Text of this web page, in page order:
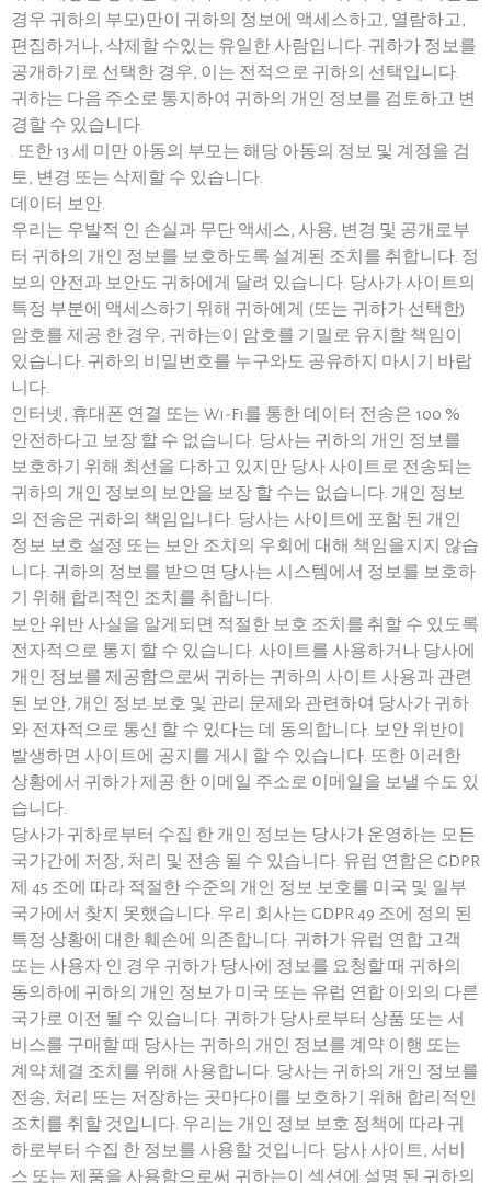
경우 귀하의 부모)만이 귀하의 정보에 액세스하고, 열람하고,
편집하거나, 삭제할 수있는 유일한 사람입니다. 귀하가 정보를
공개하기로 선택한 경우, 이는 전적으로 귀하의 선택입니다.
귀하는 다음 주소로 통지하여 귀하의 개인 정보를 검토하고 변
경할 수 있습니다.
. 또한 13 세 미만 아동의 부모는 해당 아동의 정보 및 계정을 검
토, 변경 또는 삭제할 수 있습니다.
데이터 보안.
우리는 우발적 인 손실과 무단 액세스, 사용, 변경 및 공개로부
터 귀하의 개인 정보를 보호하도록 설계된 조치를 취합니다. 정
보의 안전과 보안도 귀하에게 달려 있습니다. 당사가 사이트의
특정 부분에 액세스하기 위해 귀하에게 (또는 귀하가 선택한)
암호를 제공 한 경우, 귀하는이 암호를 기밀로 유지할 책임이
있습니다. 귀하의 비밀번호를 누구와도 공유하지 마시기 바랍
니다.
인터넷, 휴대폰 연결 또는 Wi-Fi를 통한 데이터 전송은 100 %
안전하다고 보장 할 수 없습니다. 당사는 귀하의 개인 정보를
보호하기 위해 최선을 다하고 있지만 당사 사이트로 전송되는
귀하의 개인 정보의 보안을 보장 할 수는 없습니다. 개인 정보
의 전송은 귀하의 책임입니다. 당사는 사이트에 포함 된 개인
정보 보호 설정 또는 보안 조치의 우회에 대해 책임을지지 않습
니다. 귀하의 정보를 받으면 당사는 시스템에서 정보를 보호하
기 위해 합리적인 조치를 취합니다.
보안 위반 사실을 알게되면 적절한 보호 조치를 취할 수 있도록
전자적으로 통지 할 수 있습니다. 사이트를 사용하거나 당사에
개인 정보를 제공함으로써 귀하는 귀하의 사이트 사용과 관련
된 보안, 개인 정보 보호 및 관리 문제와 관련하여 당사가 귀하
와 전자적으로 통신 할 수 있다는 데 동의합니다. 보안 위반이
발생하면 사이트에 공지를 게시 할 수 있습니다. 또한 이러한
상황에서 귀하가 제공 한 이메일 주소로 이메일을 보낼 수도 있
습니다.
당사가 귀하로부터 수집 한 개인 정보는 당사가 운영하는 모든
국가간에 저장, 처리 및 전송 될 수 있습니다. 유럽 연합은 GDPR
제 45 조에 따라 적절한 수준의 개인 정보 보호를 미국 및 일부
국가에서 찾지 못했습니다. 우리 회사는 GDPR 49 조에 정의 된
특정 상황에 대한 훼손에 의존합니다. 귀하가 유럽 연합 고객
또는 사용자 인 경우 귀하가 당사에 정보를 요청할 때 귀하의
동의하에 귀하의 개인 정보가 미국 또는 유럽 연합 이외의 다른
국가로 이전 될 수 있습니다. 귀하가 당사로부터 상품 또는 서
비스를 구매할 때 당사는 귀하의 개인 정보를 계약 이행 또는
계약 체결 조치를 위해 사용합니다. 당사는 귀하의 개인 정보를
전송, 처리 또는 저장하는 곳마다이를 보호하기 위해 합리적인
조치를 취할 것입니다. 우리는 개인 정보 보호 정책에 따라 귀
하로부터 수집 한 정보를 사용할 것입니다. 당사 사이트, 서비
스 또는 제품을 사용함으로써 귀하는이 섹션에 설명 된 귀하의